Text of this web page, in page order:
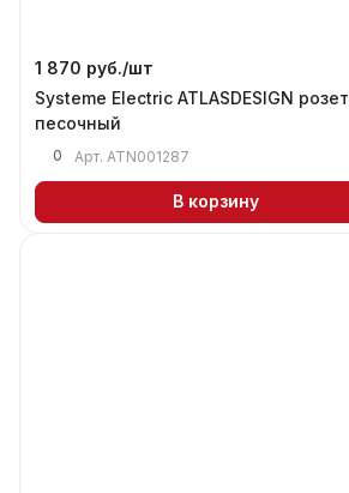
1 870 руб./шт
Systeme Electric ATLASDESIGN
песочный
0 Арт. ATN001287
В корзину